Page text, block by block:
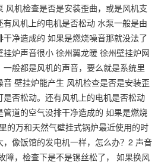
风机检查是否是安装歪曲，或是风机支
风机上的电机是否松动 水泵一般是由
净造成的 如果是燃烧噪音那就没法了
炉声音很小 徐州翼龙暖 徐州壁挂炉网
般都是风机的声音，要么就是系统里
壁挂炉能产生 风机检查是否是安装歪
否松动。还有风机上的电机是否松动
道的空气没排干净造成的 如果是燃烧
的万和天然气壁挂式锅炉最近使用的时
像饭馆的发电机一样，怎么办？2 声音
障，检查下是不是镙丝松了， 如果换风